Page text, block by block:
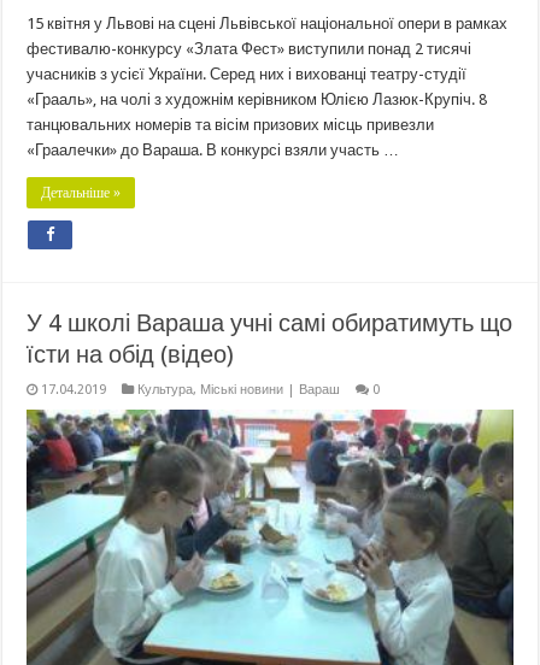
15 квітня у Львові на сцені Львівської національної опери в рамках
фестивалю-конкурсу «Злата Фест» виступили понад 2 тисячі
учасників з усієї України. Серед них і вихованці театру-студії
«Грааль», на чолі з художнім керівником Юлією Лазюк-Крупіч. 8
танцювальних номерів та вісім призових місць привезли
«Граалечки» до Вараша. В конкурсі взяли участь …
Детальніше »
У 4 школі Вараша учні самі обиратимуть що
їсти на обід (відео)
17.04.2019 Культура, Міські новини | Вараш 0